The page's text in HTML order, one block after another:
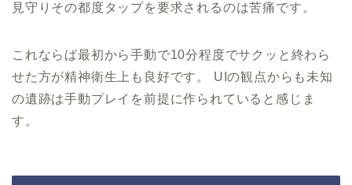
見守りその都度タップを要求されるのは苦痛です。
これならば最初から手動で10分程度でサクッと終わら
せた方が精神衛生上も良好です。 UIの観点からも未知
の遺跡は手動プレイを前提に作られていると感じま
す。